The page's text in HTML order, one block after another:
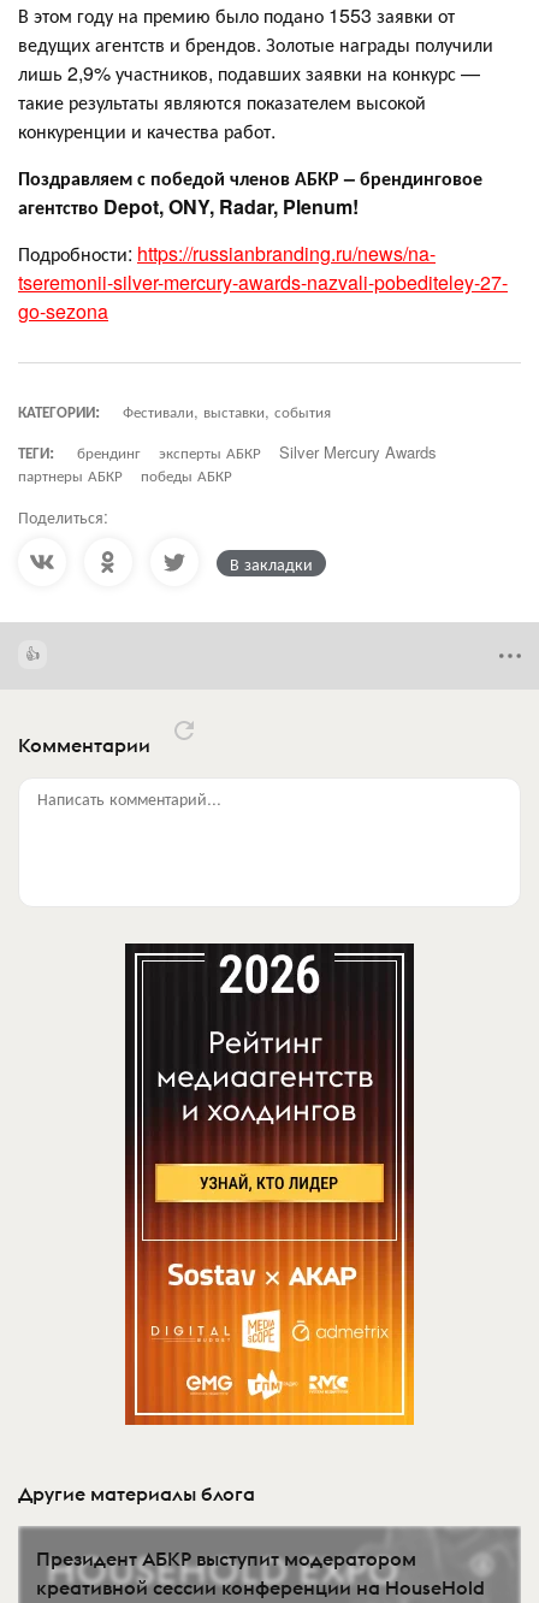
В этом году на премию было подано 1553 заявки от
ведущих агентств и брендов. Золотые награды получили
лишь 2,9% участников, подавших заявки на конкурс —
такие результаты являются показателем высокой
конкуренции и качества работ.
Поздравляем с победой членов АБКР – брендинговое
агентство Depot, ONY, Radar, Plenum!
Подробности: https://russianbranding.ru/news/na-
tseremonii-silver-mercury-awards-nazvali-pobediteley-27-
go-sezona
КАТЕГОРИИ:
Фестивали, выставки, события
ТЕГИ:
брендинг эксперты АБКР
Silver Mercury Awards
партнеры АБКР
победы АБКР
Поделиться:
В закладки
Комментарии
Написать комментарий...
Другие материалы блога
Президент АБКР выступит модератором
креативной сессии конференции на HouseHold